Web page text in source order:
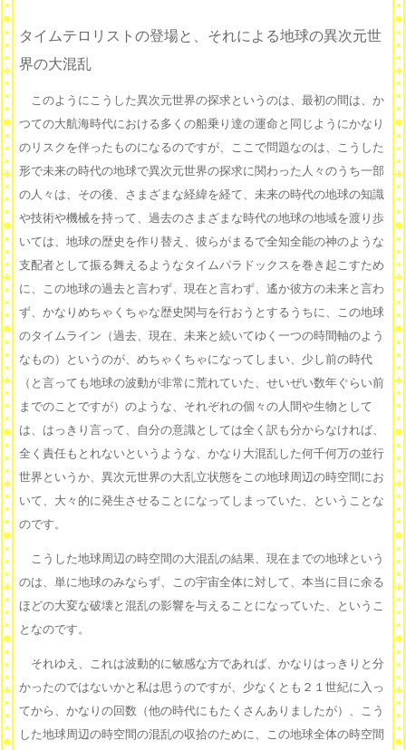
タイムテロリストの登場と、それによる地球の異次元世
界の大混乱
このようにこうした異次元世界の探求というのは、最初の間は、か
つての大航海時代における多くの船乗り達の運命と同じようにかなり
のリスクを伴ったものになるのですが、ここで問題なのは、こうした
形で未来の時代の地球で異次元世界の探求に関わった人々のうち一部
の人々は、その後、さまざまな経緯を経て、未来の時代の地球の知識
や技術や機械を持って、過去のさまざまな時代の地球の地域を渡り歩
いては、地球の歴史を作り替え、彼らがまるで全知全能の神のような
支配者として振る舞えるようなタイムパラドックスを巻き起こすため
に、この地球の過去と言わず、現在と言わず、遙か彼方の未来と言わ
ず、かなりめちゃくちゃな歴史関与を行おうとするうちに、この地球
のタイムライン（過去、現在、未来と続いてゆく一つの時間軸のよう
なもの）というのが、めちゃくちゃになってしまい、少し前の時代
（と言っても地球の波動が非常に荒れていた、せいぜい数年ぐらい前
までのことですが）のような、それぞれの個々の人間や生物として
は、はっきり言って、自分の意識としては全く訳も分からなければ、
全く責任もとれないというような、かなり大混乱した何千何万の並行
世界というか、異次元世界の大乱立状態をこの地球周辺の時空間にお
いて、大々的に発生させることになってしまっていた、ということな
のです。
こうした地球周辺の時空間の大混乱の結果、現在までの地球という
のは、単に地球のみならず、この宇宙全体に対して、本当に目に余る
ほどの大変な破壊と混乱の影響を与えることになっていた、というこ
となのです。
それゆえ、これは波動的に敏感な方であれば、かなりはっきりと分
かったのではないかと私は思うのですが、少なくとも２１世紀に入っ
てから、かなりの回数（他の時代にもたくさんありましたが）、こう
した地球周辺の時空間の混乱の収拾のために、この地球全体の時空間